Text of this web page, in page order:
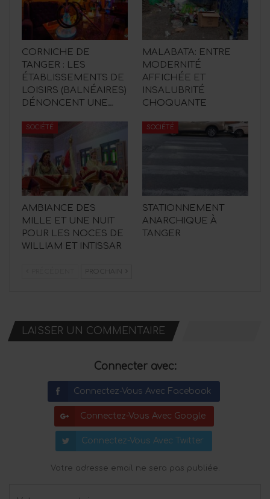
CORNICHE DE
TANGER : LES
ÉTABLISSEMENTS DE
LOISIRS (BALNÉAIRES)
DÉNONCENT UNE…
MALABATA: ENTRE
MODERNITÉ
AFFICHÉE ET
INSALUBRITÉ
CHOQUANTE
SOCIÉTÉ
AMBIANCE DES
MILLE ET UNE NUIT
POUR LES NOCES DE
WILLIAM ET INTISSAR
SOCIÉTÉ
STATIONNEMENT
ANARCHIQUE À
TANGER
PROCHAIN
LAISSER UN COMMENTAIRE
Connecter avec:
Connectez-Vous Avec Facebook
Connectez-Vous Avec Google
Connectez-Vous Avec Twitter
Votre adresse email ne sera pas publiée.